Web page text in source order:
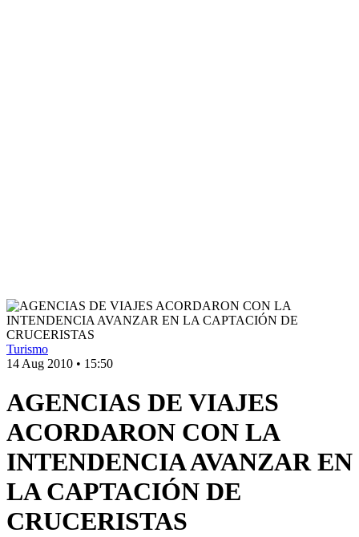
Turismo
14 Aug 2010 • 15:50
AGENCIAS DE VIAJES
ACORDARON CON LA
INTENDENCIA AVANZAR EN
LA CAPTACIÓN DE
CRUCERISTAS